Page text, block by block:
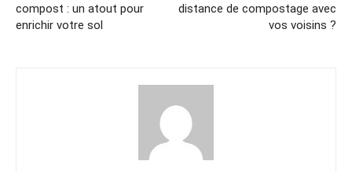
compost : un atout pour
enrichir votre sol
distance de compostage avec
vos voisins ?